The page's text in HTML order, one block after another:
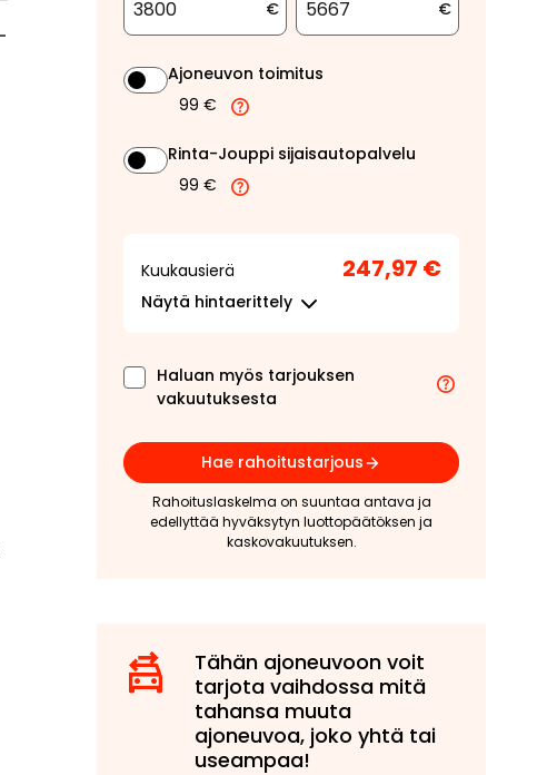
€
€
Ajoneuvon toimitus
99 €
Rinta-Jouppi sijaisautopalvelu
99 €
Kuukausierä 247,97 €
Näytä hintaerittely
Haluan myös tarjouksen
vakuutuksesta
Hae rahoitustarjous
Rahoituslaskelma on suuntaa antava ja
edellyttää hyväksytyn luottopäätöksen ja
kaskovakuutuksen.
Tähän ajoneuvoon voit
tarjota vaihdossa mitä
tahansa muuta
ajoneuvoa, joko yhtä tai
useampaa!